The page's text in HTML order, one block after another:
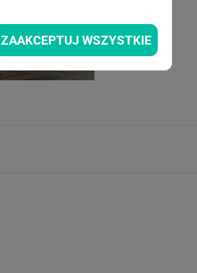
ZAAKCEPTUJ WSZYSTKIE